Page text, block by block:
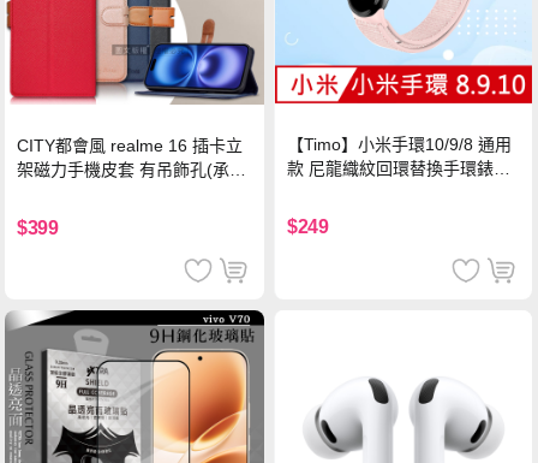
CITY都會風 realme 16 插卡立
架磁力手機皮套 有吊飾孔(承諾
$399
【Timo】小米手環10/9/8 通用
款 尼龍織紋回環替換手環錶帶-
$249